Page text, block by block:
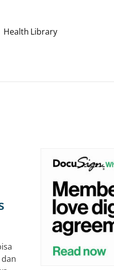
Health Library